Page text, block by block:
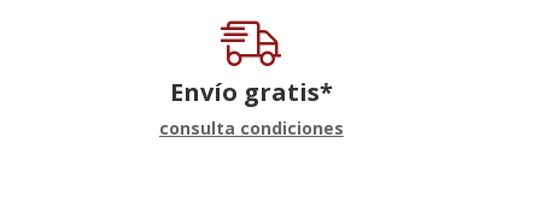
Envío gratis*
consulta condiciones